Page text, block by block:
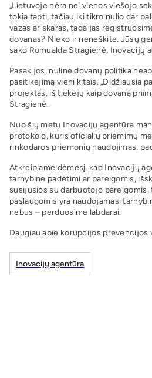
„Lietuvoje nėra nei vienos viešojo
tokia tapti, tačiau iki tikro nulio dar
vazas ar skaras, tada jas
dovanas? Nieko ir neneškite. Jūsų
sako Romualda Stragienė, Inovacijų
Pasak jos, nulinė dovanų politika
pasitikėjimą vieni kitais. „Didžiausia
projektas, iš tiekėjų kaip dovaną
Stragienė.
Nuo šių metų Inovacijų agentūra
protokolo, kuris oficialių priėmimų
rinkodaros priemonių naudojimas,
Atkreipiame dėmesį, kad Inovacijų
tarnybine padėtimi ar pareigomis,
susijusios su darbuotojo pareigomis,
paslaugomis yra naudojamasi
nebus – perduosime labdarai.
Daugiau apie korupcijos
Inovacijų agentūra